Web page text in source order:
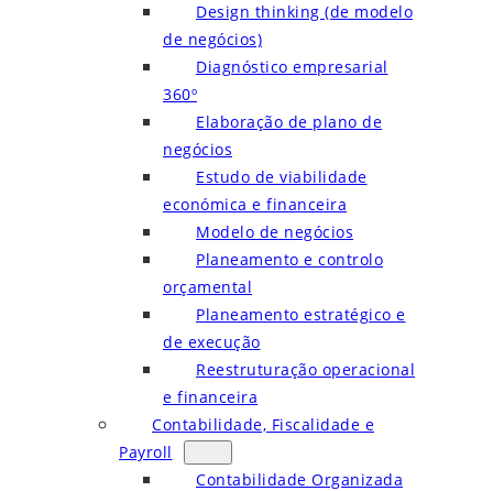
Design thinking (de modelo
de negócios)
Diagnóstico empresarial
360º
Elaboração de plano de
negócios
Estudo de viabilidade
económica e financeira
Modelo de negócios
Planeamento e controlo
orçamental
Planeamento estratégico e
de execução
Reestruturação operacional
e financeira
Contabilidade, Fiscalidade e
Payroll
Contabilidade Organizada